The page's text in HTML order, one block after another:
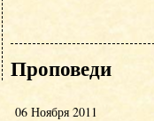
Проповеди
06 Ноября 2011